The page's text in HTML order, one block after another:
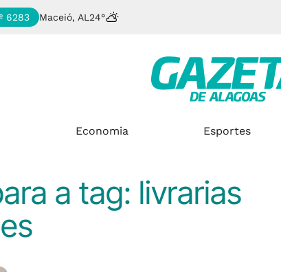
6283 Maceió, AL 24°
Economia Esportes
a tag: livrarias